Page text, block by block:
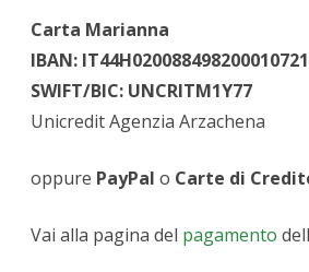
Carta Marianna
IBAN:
SWIFT/BIC: UNCRITM1Y77
Unicredit Agenzia Arzachena
oppure PayPal o Carte di
Vai alla pagina del pagamento